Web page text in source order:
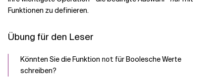
Funktionen zu definieren.
Übung für den Leser
Könnten Sie die Funktion not für Boolesche Werte
schreiben?